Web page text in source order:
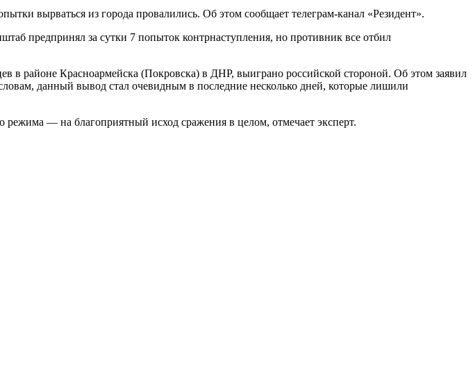
вырваться из города провалились. Об этом сообщает телеграм-канал «Резидент».
предпринял за сутки 7 попыток контрнаступления, но противник все отбил
в районе Красноармейска (Покровска) в ДНР, выиграно российской стороной. Об этом заявил
данный вывод стал очевидным в последние несколько дней, которые лишили
— на благоприятный исход сражения в целом, отмечает эксперт.